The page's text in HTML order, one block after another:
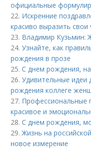
официальные
22. Искренние
красиво выразить свои
23. Владимир Кузьмин:
24.Узнайте, как
рождения в прозе
25.С днем рождения,
26.Удивительные идеи
рождения коллеге
27. Профессиональные
красивое и
28.С днем рождения,
29.Жизнь на
новое измерение